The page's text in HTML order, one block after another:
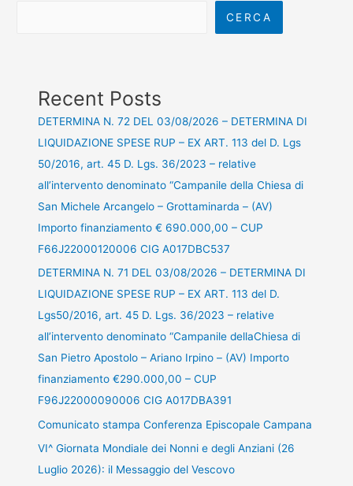
CERCA
Recent Posts
DETERMINA N. 72 DEL 03/08/2026 – DETERMINA DI
LIQUIDAZIONE SPESE RUP – EX ART. 113 del D. Lgs
50/2016, art. 45 D. Lgs. 36/2023 – relative
all’intervento denominato “Campanile della Chiesa di
San Michele Arcangelo – Grottaminarda – (AV)
Importo finanziamento € 690.000,00 – CUP
F66J22000120006 CIG A017DBC537
DETERMINA N. 71 DEL 03/08/2026 – DETERMINA DI
LIQUIDAZIONE SPESE RUP – EX ART. 113 del D.
Lgs50/2016, art. 45 D. Lgs. 36/2023 – relative
all’intervento denominato “Campanile dellaChiesa di
San Pietro Apostolo – Ariano Irpino – (AV) Importo
finanziamento €290.000,00 – CUP
F96J22000090006 CIG A017DBA391
Comunicato stampa Conferenza Episcopale Campana
VI^ Giornata Mondiale dei Nonni e degli Anziani (26
Luglio 2026): il Messaggio del Vescovo